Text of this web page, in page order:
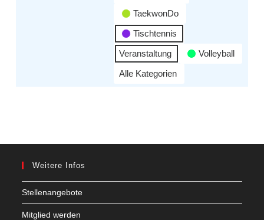
TaekwonDo
Tischtennis
Veranstaltung
Volleyball
Alle Kategorien
Weitere Infos
Stellenangebote
Mitglied werden